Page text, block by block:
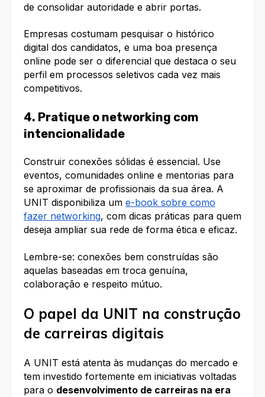
de consolidar autoridade e abrir portas.
Empresas costumam pesquisar o histórico
digital dos candidatos, e uma boa presença
online pode ser o diferencial que destaca o seu
perfil em processos seletivos cada vez mais
competitivos.
4. Pratique o networking com
intencionalidade
Construir conexões sólidas é essencial. Use
eventos, comunidades online e mentorias para
se aproximar de profissionais da sua área. A
UNIT disponibiliza um e-book sobre como
fazer networking, com dicas práticas para quem
deseja ampliar sua rede de forma ética e eficaz.
Lembre-se: conexões bem construídas são
aquelas baseadas em troca genuína,
colaboração e respeito mútuo.
O papel da UNIT na construção
de carreiras digitais
A UNIT está atenta às mudanças do mercado e
tem investido fortemente em iniciativas voltadas
para o desenvolvimento de carreiras na era